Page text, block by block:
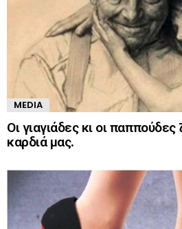
MEDIA
Οι γιαγιάδες κι οι
καρδιά μας.